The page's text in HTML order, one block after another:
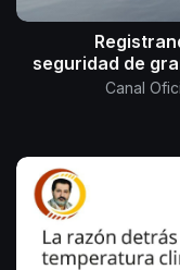
seguridad de
Canal